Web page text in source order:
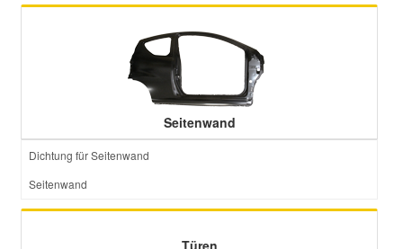
Seitenwand
Dichtung für Seitenwand
Seitenwand
Türen